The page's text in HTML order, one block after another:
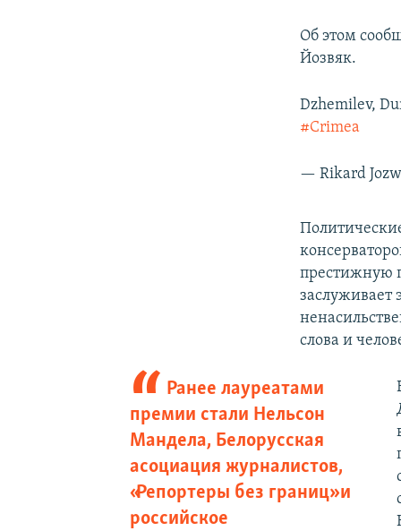
Об этом
Йозвяк.
Dzhemilev,
#Crimea
— Rikard
престижную
заслуживает
слова и
Ранее лауреатами
премии стали Нельсон
Мандела, Белорусская
асоциация журналистов,
«Репортеры без границ» и
российское